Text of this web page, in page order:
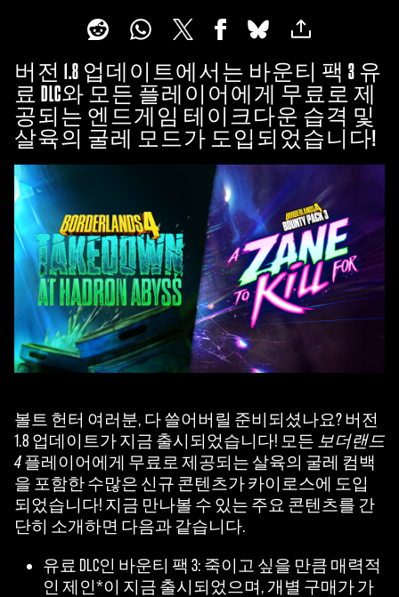
버전 1.8 업데이트에서는 바운티 팩 3 유
료 DLC와 모든 플레이어에게 무료로 제
공되는 엔드게임 테이크다운 습격 및
살육의 굴레 모드가 도입되었습니다!
볼트 헌터 여러분, 다 쓸어버릴 준비되셨나요? 버전
1.8 업데이트가 지금 출시되었습니다! 모든 보더랜드
4플레이어에게 무료로 제공되는 살육의 굴레 컴백
을 포함한 수많은 신규 콘텐츠가 카이로스에 도입
되었습니다! 지금 만나볼 수 있는 주요 콘텐츠를 간
단히 소개하면 다음과 같습니다.
유료 DLC인 바운티 팩 3: 죽이고 싶을 만큼 매력적
인 제인*이 지금 출시되었으며, 개별 구매가 가